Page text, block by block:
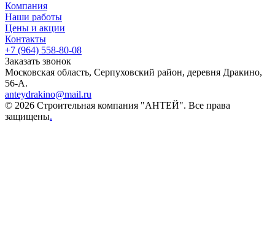
Компания
Наши работы
Цены и акции
Контакты
+7 (964) 558-80-08
Заказать звонок
Московская область, Серпуховский район, деревня Дракино,
56-А.
anteydrakino@mail.ru
© 2026 Строительная компания "АНТЕЙ". Все права
защищены.